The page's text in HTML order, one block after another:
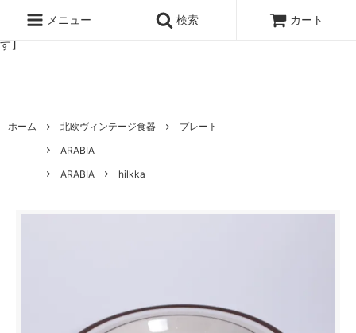
ッタのオンラインストア【アラビア,クイストゴーなどの北欧ヴィンテ
ージ食器,雅峰窯やソルテグラスジュエリーなどの作家の作品が並びま
す】
メニュー 検索 カート
ホーム 北欧ヴィンテージ食器
プレート
ARABIA
ARABIA
hilkka